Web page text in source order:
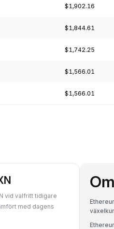
$1,902.16
$1,844.61
$1,742.25
$1,566.01
$1,566.01
vid valfritt tidigare
med dagens